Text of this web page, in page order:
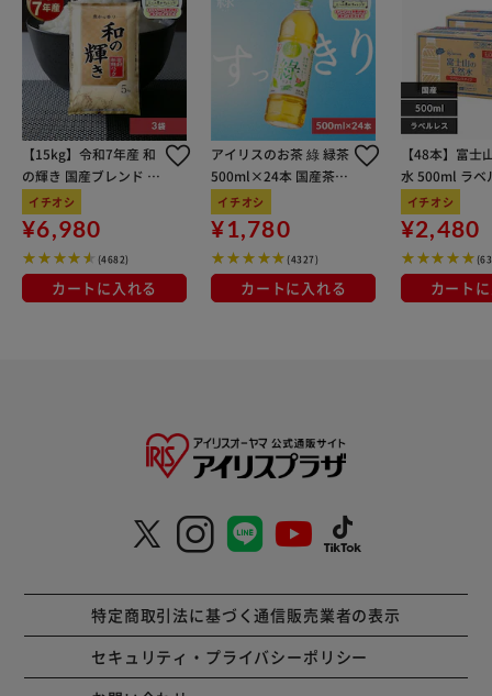
【15kg】令和7年産 和
の輝き 国産ブレンド 5
kg×3袋
イチオシ
¥6,980
(4682)
カートに入れる
アイリスのお茶 綠 緑茶
500ml×24本 国産茶葉
100％使用
イチオシ
¥1,780
(4327)
カートに入れる
【48本】富士
水 500ml ラベ
イチオシ
¥2,480
カート
特定商取引法に基づく通信販売業者の表示
セキュリティ・プライバシーポリシー